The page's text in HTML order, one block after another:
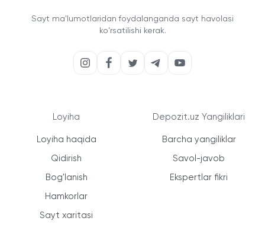
Sayt ma'lumotlaridan foydalanganda sayt havolasi
ko'rsatilishi kerak.
Loyiha
Loyiha haqida
Qidirish
Bog'lanish
Hamkorlar
Sayt xaritasi
Depozit.uz Yangiliklari
Barcha yangiliklar
Savol-javob
Ekspertlar fikri